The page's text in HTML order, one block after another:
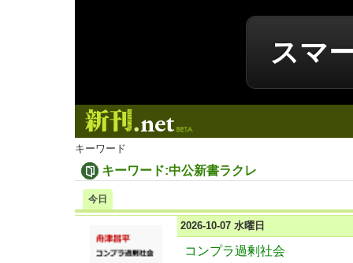
スマ
キーワード
キーワード:中公新書ラクレ
今日
2026-10-07 水曜日
コンプラ過剰社会